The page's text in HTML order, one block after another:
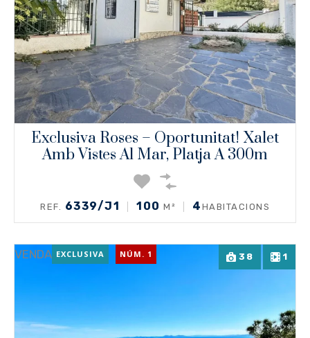
Exclusiva Roses – Oportunitat! Xalet
Amb Vistes Al Mar, Platja A 300m
REF. 6339/J1 100 M² 4 HABITACIONS
38 1
VENDA EXCLUSIVA NÚM. 1